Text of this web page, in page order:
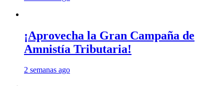
¡Aprovecha la Gran Campaña de
Amnistía Tributaria!
2 semanas ago